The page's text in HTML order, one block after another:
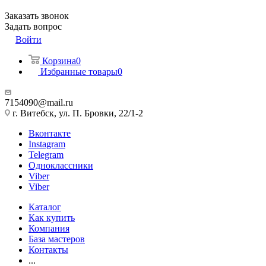
Заказать звонок
Задать вопрос
Войти
Корзина0
Избранные товары0
7154090@mail.ru
г. Витебск, ул. П. Бровки, 22/1-2
Вконтакте
Instagram
Telegram
Одноклассники
Viber
Viber
Каталог
Как купить
Компания
База мастеров
Контакты
...